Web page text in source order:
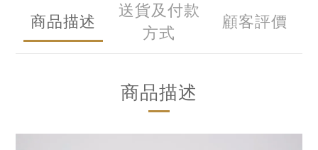
商品描述
送貨及付款
方式
顧客評價
商品描述